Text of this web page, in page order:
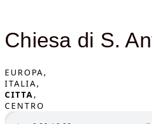
Chiesa di S.
EUROPA,
ITALIA,
CITTA,
CENTRO